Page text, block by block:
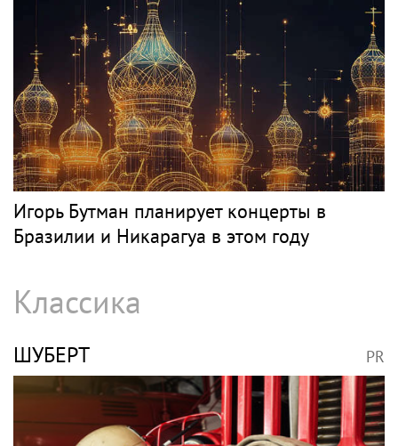
Игорь Бутман планирует концерты в
Бразилии и Никарагуа в этом году
Классика
ШУБЕРТ PR